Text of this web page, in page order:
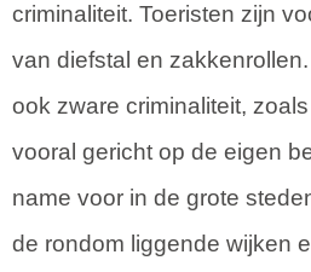
criminaliteit. Toeristen zijn
van diefstal en
ook zware criminaliteit,
vooral gericht op de eigen
name voor in de grote
de rondom liggende wijken